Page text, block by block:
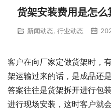
货架安装费用是怎么
新闻动态 行业动态
客户在向厂家定做货架时，
架运输过来的话，是成品还
答案往往是货架拆开进行包
进行现场安装，这时客户就